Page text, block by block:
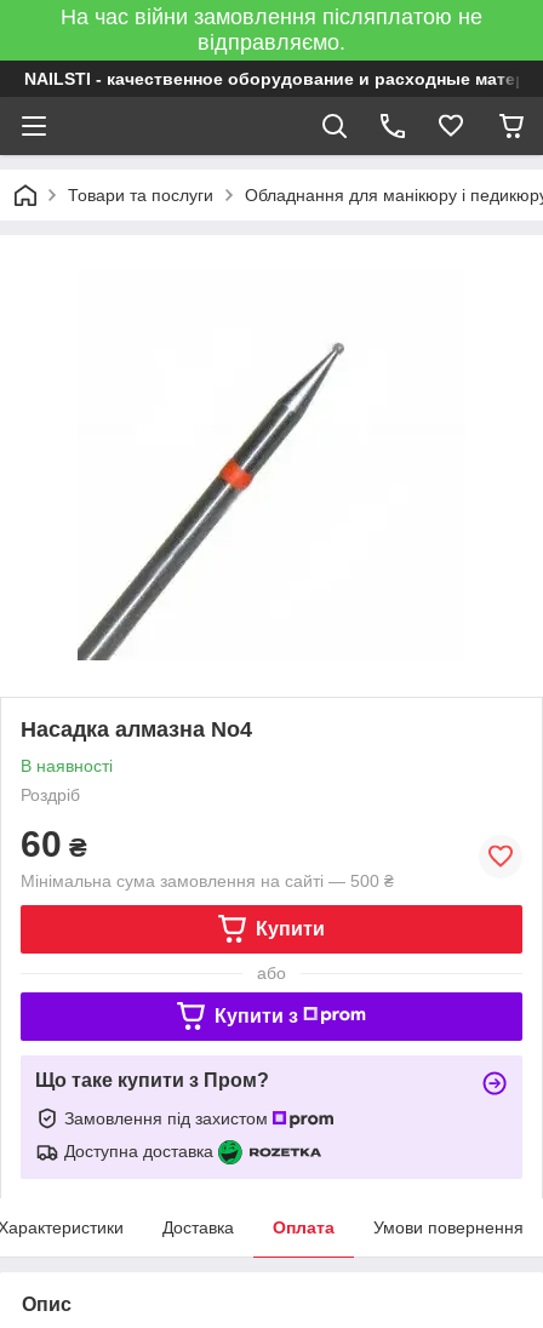
На час війни замовлення післяплатою не
відправляємо.
NAILSTI - качественное оборудование и расходные
Товари та послуги Обладнання для манікюру і
Насадка алмазна No4
В наявності
Роздріб
60 ₴
Мінімальна сума замовлення на сайті — 500 ₴
Купити
або
Купити з
Що таке купити з Пром?
Замовлення під захистом
Доступна доставка
Доставка Оплата Умови повернення
Опис